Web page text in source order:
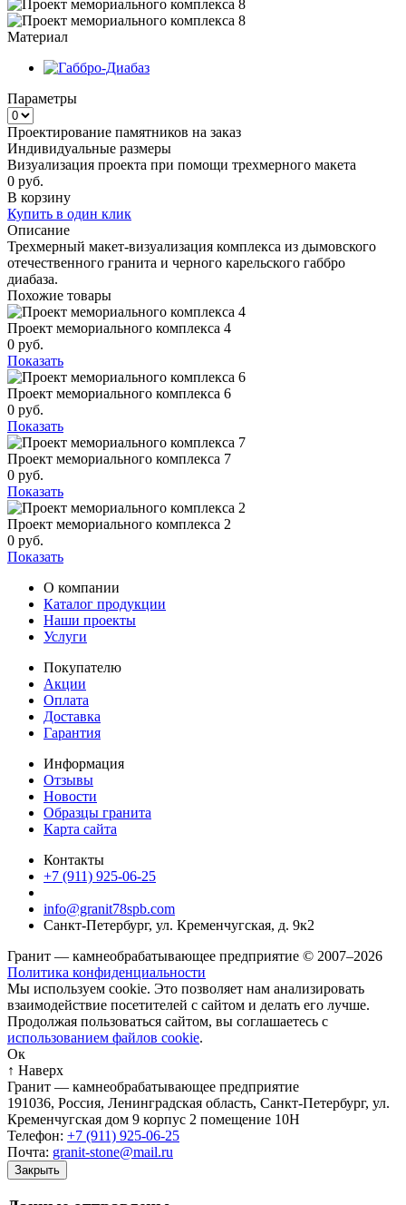
Материал
Параметры
Проектирование памятников на заказ
Индивидуальные размеры
Визуализация проекта при помощи трехмерного макета
0 руб.
В корзину
Купить в один клик
Описание
Трехмерный макет-визуализация комплекса из дымовского
отечественного гранита и черного карельского габбро
диабаза.
Похожие товары
Проект мемориального комплекса 4
0 руб.
Показать
Проект мемориального комплекса 6
0 руб.
Показать
Проект мемориального комплекса 7
0 руб.
Показать
Проект мемориального комплекса 2
0 руб.
Показать
О компании
Каталог продукции
Наши проекты
Услуги
Покупателю
Акции
Оплата
Доставка
Гарантия
Информация
Отзывы
Новости
Образцы гранита
Карта сайта
Контакты
+7 (911) 925-06-25
info@granit78spb.com
Санкт-Петербург, ул. Кременчугская, д. 9к2
Гранит — камнеобрабатывающее предприятие © 2007–2026
Политика конфиденциальности
Мы используем cookie. Это позволяет нам анализировать
взаимодействие посетителей с сайтом и делать его лучше.
Продолжая пользоваться сайтом, вы соглашаетесь с
использованием файлов cookie.
Ок
↑ Наверх
Гранит — камнеобрабатывающее предприятие
191036, Россия, Ленинградская область, Санкт-Петербург, ул.
Кременчугская дом 9 корпус 2 помещение 10Н
Телефон: +7 (911) 925-06-25
Почта: granit-stone@mail.ru
Закрыть